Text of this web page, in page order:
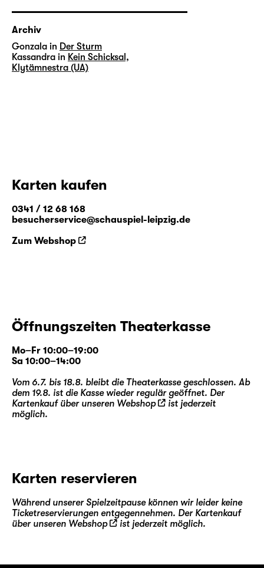
Archiv
Gonzala in Der Sturm
Kassandra in Kein Schicksal,
Klytämnestra (UA)
Karten kaufen
0341 / 12 68 168
besucherservice@schauspiel-leipzig.de
Zum Webshop
Öffnungszeiten Theaterkasse
Mo–Fr 10:00–19:00
Sa 10:00–14:00
Vom 6.7. bis 18.8. bleibt die Theaterkasse geschlossen. Ab
dem 19.8. ist die Kasse wieder regulär geöffnet. Der
Kartenkauf über unseren Webshop
ist jederzeit
möglich.
Karten reservieren
Während unserer Spielzeitpause können wir leider keine
Ticketreservierungen entgegennehmen. Der Kartenkauf
über unseren Webshop ist jederzeit möglich.